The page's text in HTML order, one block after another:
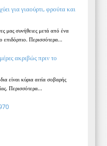
για γιαούρτι, φρούτα και
μας συνήθειες μετά από ένα
επιδόρπιο. Περισσότερα...
ακριβώς πριν το
είναι κύρια αιτία σοβαρής
Περισσότερα...